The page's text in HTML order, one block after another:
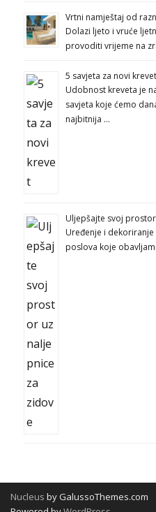
Vrtni namještaj od
Dolazi ljeto i vruće
provoditi vrijeme na
5 savjeta za novi krevet
Udobnost kreveta je
savjeta koje ćemo
najbitnija …
Uljepšajte svoj
Uređenje i
poslova koje
Nucleus by GalussoThemes.com